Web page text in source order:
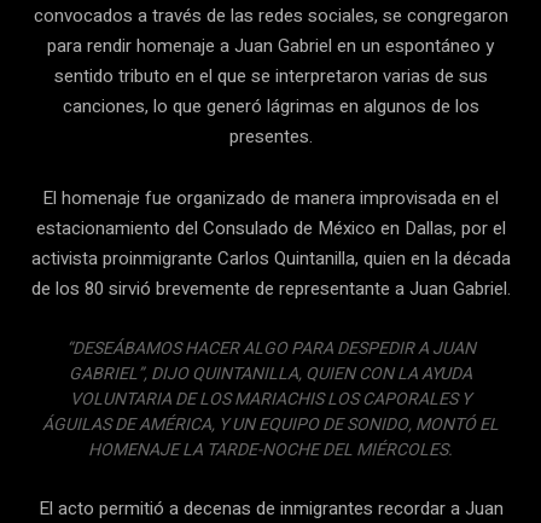
convocados a través de las redes sociales, se congregaron
para rendir homenaje a Juan Gabriel en un espontáneo y
sentido tributo en el que se interpretaron varias de sus
canciones, lo que generó lágrimas en algunos de los
presentes.
El homenaje fue organizado de manera improvisada en el
estacionamiento del Consulado de México en Dallas, por el
activista proinmigrante Carlos Quintanilla, quien en la década
de los 80 sirvió brevemente de representante a Juan Gabriel.
“DESEÁBAMOS HACER ALGO PARA DESPEDIR A JUAN
GABRIEL”, DIJO QUINTANILLA, QUIEN CON LA AYUDA
VOLUNTARIA DE LOS MARIACHIS LOS CAPORALES Y
ÁGUILAS DE AMÉRICA, Y UN EQUIPO DE SONIDO, MONTÓ EL
HOMENAJE LA TARDE-NOCHE DEL MIÉRCOLES.
El acto permitió a decenas de inmigrantes recordar a Juan